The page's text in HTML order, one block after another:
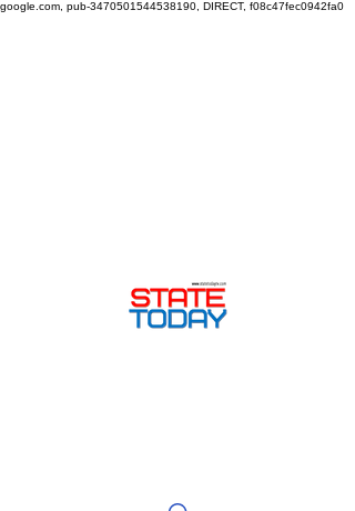
google.com, pub-3470501544538190, DIRECT, f08c47fec0942fa0